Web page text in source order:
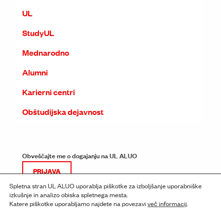
UL
StudyUL
Mednarodno
Alumni
Karierni centri
Obštudijska dejavnost
Obveščajte me o dogajanju na UL ALUO
PRIJAVA
Spletna stran UL ALUO uporablja piškotke za izboljšanje uporabniške
izkušnje in analizo obiska spletnega mesta.
Katere piškotke uporabljamo najdete na povezavi več informacij.